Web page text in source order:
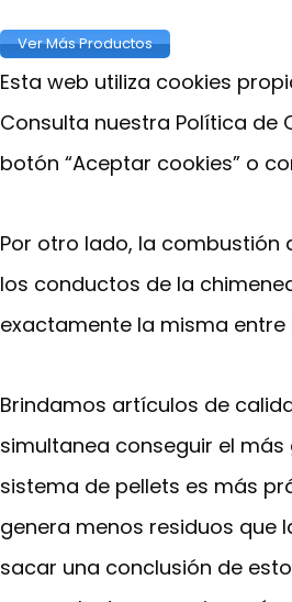
Ver Más Productos
Esta web utiliza cookies
Consulta nuestra Política de
botón “Aceptar cookies” o
Por otro lado, la
los conductos de la
exactamente la misma
Brindamos artículos de
simultanea conseguir el
sistema de pellets es más
genera menos residuos que
sacar una conclusión de